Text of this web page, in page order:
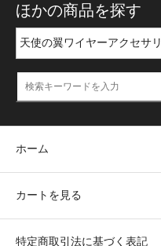
ほかの商品を探す
ホーム
カートを見る
特定商取引法に基づく表記